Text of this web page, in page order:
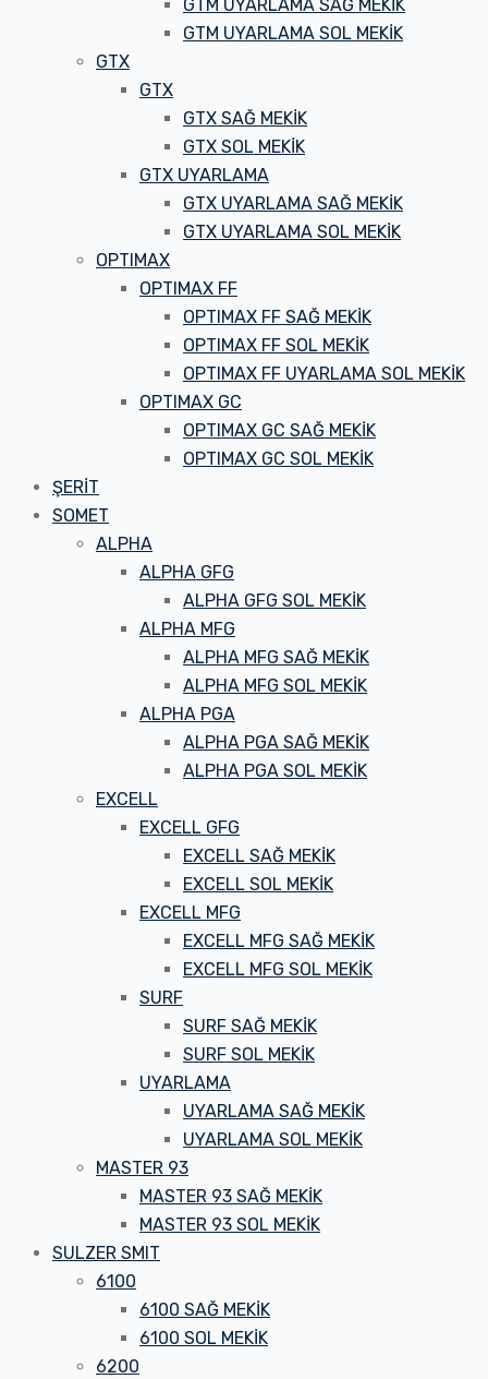
GTM UYARLAMA SAĞ MEKİK
GTM UYARLAMA SOL MEKİK
GTX
GTX
GTX SAĞ MEKİK
GTX SOL MEKİK
GTX UYARLAMA
GTX UYARLAMA SAĞ MEKİK
GTX UYARLAMA SOL MEKİK
OPTIMAX
OPTIMAX FF
OPTIMAX FF SAĞ MEKİK
OPTIMAX FF SOL MEKİK
OPTIMAX FF UYARLAMA SOL MEKİK
OPTIMAX GC
OPTIMAX GC SAĞ MEKİK
OPTIMAX GC SOL MEKİK
ŞERİT
SOMET
ALPHA
ALPHA GFG
ALPHA GFG SOL MEKİK
ALPHA MFG
ALPHA MFG SAĞ MEKİK
ALPHA MFG SOL MEKİK
ALPHA PGA
ALPHA PGA SAĞ MEKİK
ALPHA PGA SOL MEKİK
EXCELL
EXCELL GFG
EXCELL SAĞ MEKİK
EXCELL SOL MEKİK
EXCELL MFG
EXCELL MFG SAĞ MEKİK
EXCELL MFG SOL MEKİK
SURF
SURF SAĞ MEKİK
SURF SOL MEKİK
UYARLAMA
UYARLAMA SAĞ MEKİK
UYARLAMA SOL MEKİK
MASTER 93
MASTER 93 SAĞ MEKİK
MASTER 93 SOL MEKİK
SULZER SMIT
6100
6100 SAĞ MEKİK
6100 SOL MEKİK
6200